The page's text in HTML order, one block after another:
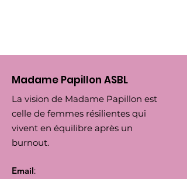
Madame Papillon ASBL
La vision de Madame Papillon est
celle de femmes résilientes qui
vivent en équilibre après un
burnout.
Email: